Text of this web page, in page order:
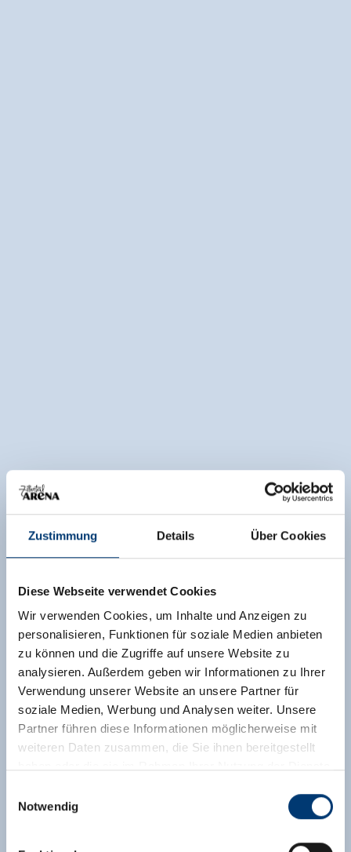
Zustimmung Details Über Cookies
Diese Webseite verwendet Cookies
Wir verwenden Cookies, um Inhalte und Anzeigen zu
personalisieren, Funktionen für soziale Medien anbieten
zu können und die Zugriffe auf unsere Website zu
analysieren. Außerdem geben wir Informationen zu Ihrer
Verwendung unserer Website an unsere Partner für
soziale Medien, Werbung und Analysen weiter. Unsere
Partner führen diese Informationen möglicherweise mit
weiteren Daten zusammen, die Sie ihnen bereitgestellt
Notwendig